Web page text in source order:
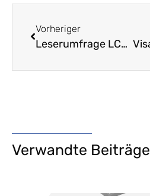
Vorheriger
Leserumfrage LCH: Ihre Meinung interessiert uns
Verwandte Beiträge